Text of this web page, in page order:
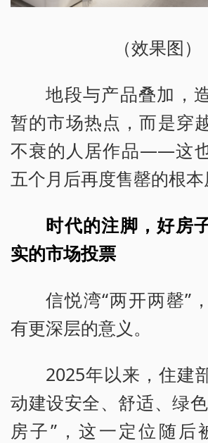
（效果图）
地段与产品叠加，
暂的市场热点，而是穿
不衰的人居作品——这
五个月后再度售罄的根本
时代的注脚，好房
实的市场投票
信悦湾“两开两罄”
有更深层的意义。
2025年以来，住建
动建设安全、舒适、绿
房子”，这一定位随后